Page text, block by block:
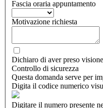
Fascia oraria appuntamento
Motivazione richiesta
Dichiaro di aver preso
Controllo di sicurezza
Questa domanda serve per
Digita il codice numerico
Digitare il numero presente